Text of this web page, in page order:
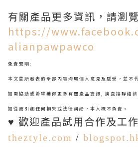
有關產品更多資訊，請瀏覽
https://
alianpawpawco
免責聲明:
本文章所發表的全部內容均屬個人意見及感受，並不
如需協助或希望獲得更多有關產品資訊, 請直接聯絡
如從而引起任何損失或法律糾紛，本人概不負責。
♥ 歡迎產品試用合作及工
theztyle.com /